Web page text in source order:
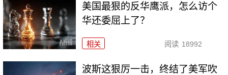
美国最狠的反华鹰派，怎么访个
华还委屈上了？
相关 阅读 18992
波斯这狠厉一击，终结了美军吹